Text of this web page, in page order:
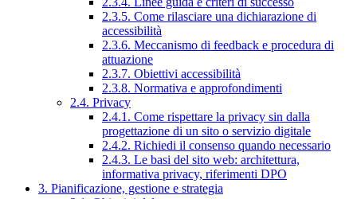
2.3.5. Come rilasciare una dichiarazione di
accessibilità
2.3.6. Meccanismo di feedback e procedura di
attuazione
2.3.7. Obiettivi accessibilità
2.3.8. Normativa e approfondimenti
2.4. Privacy
2.4.1. Come rispettare la privacy sin dalla
progettazione di un sito o servizio digitale
2.4.2. Richiedi il consenso quando necessario
2.4.3. Le basi del sito web: architettura,
informativa privacy, riferimenti DPO
3. Pianificazione, gestione e strategia